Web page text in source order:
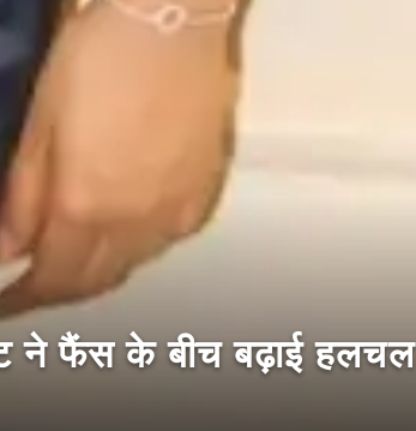
ने फैंस के बीच बढ़ाई हलचल